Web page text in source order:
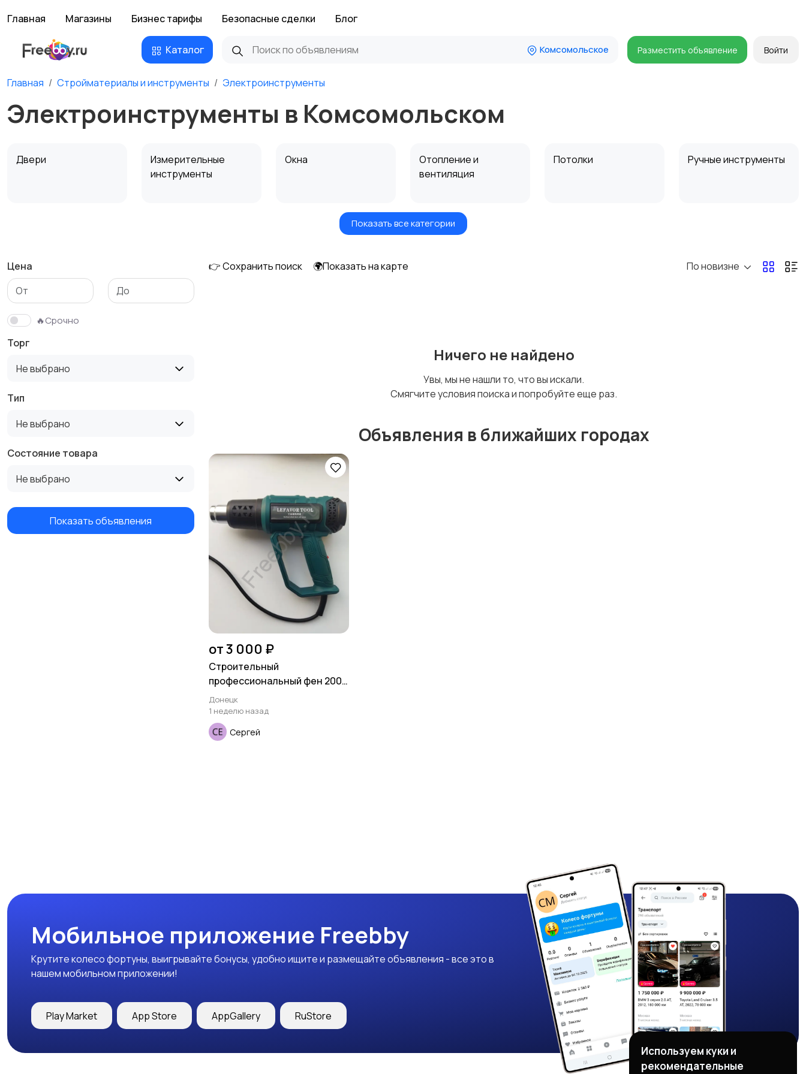
Главная Магазины Бизнес тарифы Безопасные сделки Блог
Каталог Комсомольское Разместить объявление Войти
Главная Стройматериалы и инструменты Электроинструменты
Электроинструменты в Комсомольском
Двери
Измерительные
инструменты
Окна
Отопление и
вентиляция
Потолки Ручные инструменты
Электроинструмент
Показать все категории
Цена
🔥Срочно
Торг
Не выбрано
Тип
Не выбрано
Состояние товара
Не выбрано
Показать объявления
👉 Сохранить поиск 🌍Показать на карте По новизне
Ничего не найдено
Увы, мы не нашли то, что вы искали.
Смягчите условия поиска и попробуйте еще раз.
Объявления в ближайших городах
от 3 000 ₽
Строительный
профессиональный фен 2000
Вт.
Донецк
1 неделю назад
Сергей
Мобильное приложение Freebby
Крутите колесо фортуны, выигрывайте бонусы, удобно ищите и размещайте объявления - все это в
нашем мобильном приложении!
Play Market App Store AppGallery RuStore
Используем куки и
рекомендательные